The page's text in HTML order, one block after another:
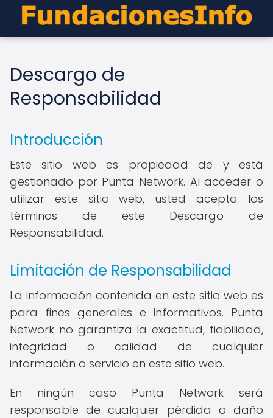
Descargo de
Responsabilidad
Introducción
Este sitio web es propiedad de y está
gestionado por Punta Network. Al acceder o
utilizar este sitio web, usted acepta los
términos de este Descargo de
Responsabilidad.
Limitación de Responsabilidad
La información contenida en este sitio web es
para fines generales e informativos. Punta
Network no garantiza la exactitud, fiabilidad,
integridad o calidad de cualquier
información o servicio en este sitio web.
En ningún caso Punta Network será
responsable de cualquier pérdida o daño